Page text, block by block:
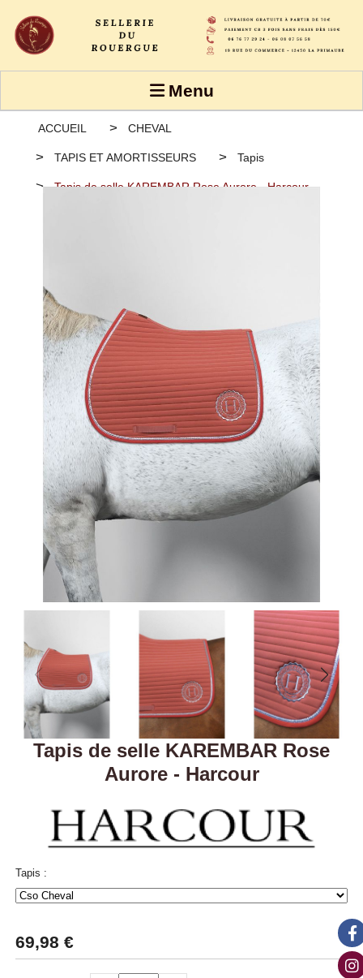
Menu
ACCUEIL CHEVAL
TAPIS ET AMORTISSEURS Tapis
Tapis de selle KAREMBAR Rose Aurore - Harcour
Tapis de selle KAREMBAR Rose
Aurore - Harcour
Tapis :
69,98 €